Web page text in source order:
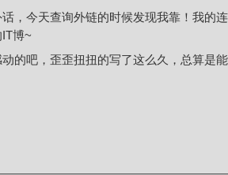
，今天查询外链的时候发现我靠！我的
博~
的吧，歪歪扭扭的写了这么久，总算是